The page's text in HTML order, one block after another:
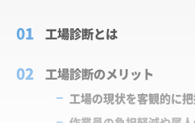
工場診断とは
工場診断のメリット
工場の現状を客観的に